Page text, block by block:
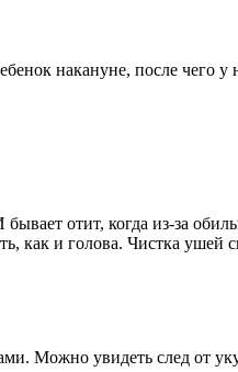
накануне, после чего у
отит, когда из-за
как и голова. Чистка
Можно увидеть след от